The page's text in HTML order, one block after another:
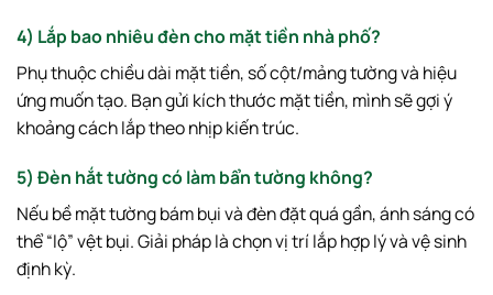
4) Lắp bao nhiêu đèn cho mặt tiền nhà phố?
Phụ thuộc chiều dài mặt tiền, số cột/mảng tường và hiệu
ứng muốn tạo. Bạn gửi kích thước mặt tiền, mình sẽ gợi ý
khoảng cách lắp theo nhịp kiến trúc.
5) Đèn hắt tường có làm bẩn tường không?
Nếu bề mặt tường bám bụi và đèn đặt quá gần, ánh sáng có
thể “lộ” vệt bụi. Giải pháp là chọn vị trí lắp hợp lý và vệ sinh
định kỳ.